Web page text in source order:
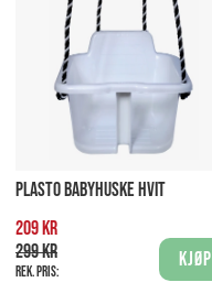
PLASTO BABYHUSKE HVIT
209 kr
299 kr
Rek. pris:
Kjøp